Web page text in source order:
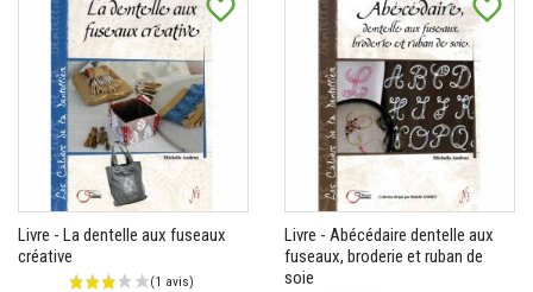
(2 avis)
favorite_border
Livre - La dentelle aux fuseaux
créative
favorite_border
Livre - Abécédaire dentelle aux
fuseaux, broderie et ruban de
soie